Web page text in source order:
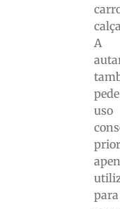
A
uso